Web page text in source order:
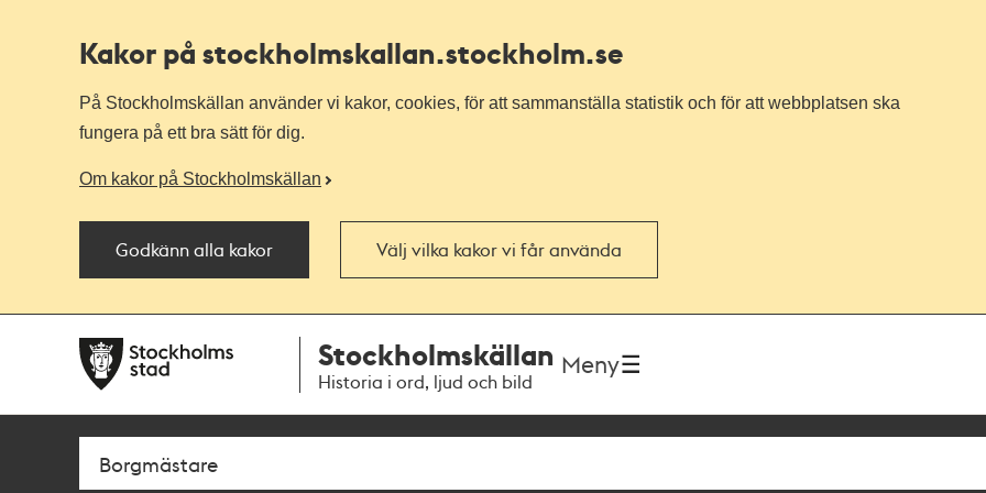
Kakor på stockholmskallan.stockholm.se
På Stockholmskällan använder vi kakor, cookies, för att sammanställa statistik och för att webbplatsen ska
fungera på ett bra sätt för dig.
Om kakor på Stockholmskällan
Godkänn alla kakor Välj vilka kakor vi får använda
navigationen
huvudinnehållet
Stockholmskällan
Historia i ord, ljud och bild
Meny
Sök